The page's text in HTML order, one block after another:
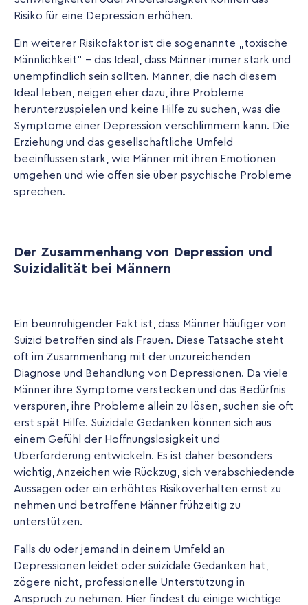
Risiko für eine Depression erhöhen.
Ein weiterer Risikofaktor ist die sogenannte „toxische
Männlichkeit“ – das Ideal, dass Männer immer stark und
unempfindlich sein sollten. Männer, die nach diesem
Ideal leben, neigen eher dazu, ihre Probleme
herunterzuspielen und keine Hilfe zu suchen, was die
Symptome einer Depression verschlimmern kann. Die
Erziehung und das gesellschaftliche Umfeld
beeinflussen stark, wie Männer mit ihren Emotionen
umgehen und wie offen sie über psychische Probleme
sprechen.
Der Zusammenhang von Depression und
Suizidalität bei Männern
Ein beunruhigender Fakt ist, dass Männer häufiger von
Suizid betroffen sind als Frauen. Diese Tatsache steht
oft im Zusammenhang mit der unzureichenden
Diagnose und Behandlung von Depressionen. Da viele
Männer ihre Symptome verstecken und das Bedürfnis
verspüren, ihre Probleme allein zu lösen, suchen sie oft
erst spät Hilfe. Suizidale Gedanken können sich aus
einem Gefühl der Hoffnungslosigkeit und
Überforderung entwickeln. Es ist daher besonders
wichtig, Anzeichen wie Rückzug, sich verabschiedende
Aussagen oder ein erhöhtes Risikoverhalten ernst zu
nehmen und betroffene Männer frühzeitig zu
unterstützen.
Falls du oder jemand in deinem Umfeld an
Depressionen leidet oder suizidale Gedanken hat,
zögere nicht, professionelle Unterstützung in
Anspruch zu nehmen. Hier findest du einige wichtige